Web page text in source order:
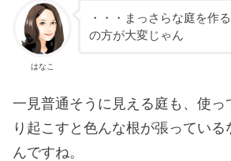
はなこ
・・・まっさらな庭を作
の方が大変じゃん
一見普通そうに見える庭も、使っ
り起こすと色んな根が張っている
んですね。